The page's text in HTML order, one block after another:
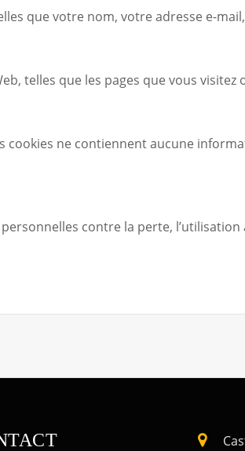
que votre nom, votre adresse e-
telles que les pages que vous visitez
cookies ne contiennent aucune
contre la perte, l’utilisation